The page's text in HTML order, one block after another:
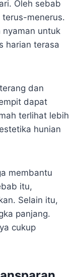
Oleh sebab
menerus.
nyaman untuk
harian terasa
dan
dapat
terlihat lebih
hunian
membantu
itu,
Selain itu,
panjang.
cukup